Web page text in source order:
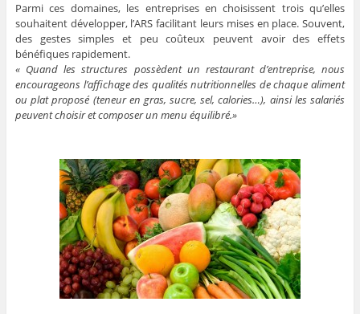
Parmi ces domaines, les entreprises en choisissent trois qu’elles
souhaitent développer, l’ARS facilitant leurs mises en place. Souvent,
des gestes simples et peu coûteux peuvent avoir des effets
bénéfiques rapidement.
« Quand les structures possèdent un restaurant d’entreprise, nous
encourageons l’affichage des qualités nutritionnelles de chaque aliment
ou plat proposé (teneur en gras, sucre, sel, calories…), ainsi les salariés
peuvent choisir et composer un menu équilibré.»